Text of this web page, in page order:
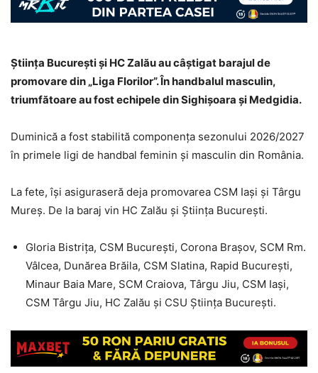
Știința București și HC Zalău au câștigat barajul de
promovare din „Liga Florilor”. În handbalul masculin,
triumfătoare au fost echipele din Sighișoara și Medgidia.
Duminică a fost stabilită componența sezonului 2026/2027
în primele ligi de handbal feminin și masculin din România.
La fete, își asiguraseră deja promovarea CSM Iași și Târgu
Mureș. De la baraj vin HC Zalău și Știința București.
Gloria Bistrița, CSM București, Corona Brașov, SCM Rm.
Vâlcea, Dunărea Brăila, CSM Slatina, Rapid București,
Minaur Baia Mare, SCM Craiova, Târgu Jiu, CSM Iași,
CSM Târgu Jiu, HC Zalău și CSU Știința București.